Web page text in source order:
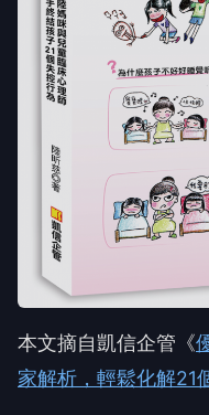
本文摘自凱信企管《
家解析，輕鬆化解21